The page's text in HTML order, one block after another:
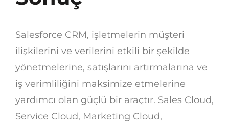
Salesforce CRM, işletmelerin müşteri
ilişkilerini ve verilerini etkili bir şekilde
yönetmelerine, satışlarını artırmalarına ve
iş verimliliğini maksimize etmelerine
yardımcı olan güçlü bir araçtır. Sales Cloud,
Service Cloud, Marketing Cloud,